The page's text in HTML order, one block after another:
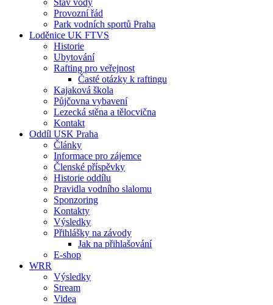
Provozní řád
Park vodních sportů Praha
Loděnice UK FTVS
Historie
Ubytování
Rafting pro veřejnost
Časté otázky k raftingu
Kajaková škola
Půjčovna vybavení
Lezecká stěna a tělocvična
Kontakt
Oddíl USK Praha
Články
Informace pro zájemce
Členské příspěvky
Historie oddílu
Pravidla vodního slalomu
Sponzoring
Kontakty
Výsledky
Přihlášky na závody
Jak na přihlašování
E-shop
WRR
Výsledky
Stream
Videa